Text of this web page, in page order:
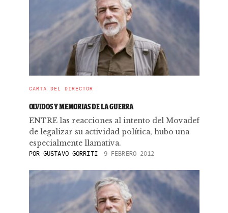
CARTA DEL DIRECTOR
OLVIDOS Y MEMORIAS DE LA GUERRA
ENTRE las reacciones al intento del Movadef
de legalizar su actividad política, hubo una
especialmente llamativa.
POR GUSTAVO GORRITI 9 FEBRERO 2012